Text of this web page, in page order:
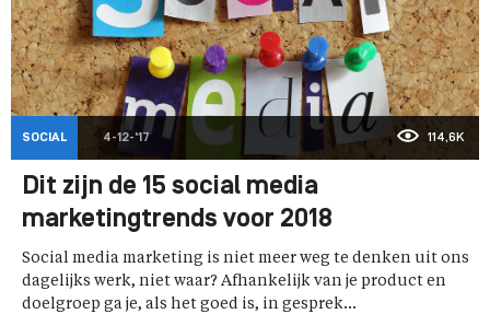
SOCIAL 4-12-'17 114,6K
Dit zijn de 15 social media
marketingtrends voor 2018
Social media marketing is niet meer weg te denken uit ons
dagelijks werk, niet waar? Afhankelijk van je product en
doelgroep ga je, als het goed is, in gesprek...